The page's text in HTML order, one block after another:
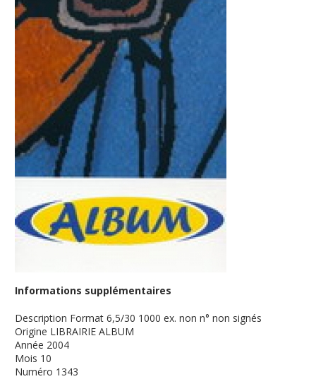
Informations supplémentaires
Description Format 6,5/30 1000 ex. non n° non signés
Origine LIBRAIRIE ALBUM
Année 2004
Mois 10
Numéro 1343